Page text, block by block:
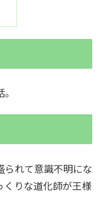
れて意識不明にな
くりな道化師が王様